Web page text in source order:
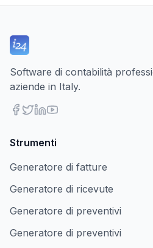
Software di contabilità
aziende in Italy.
Strumenti
Generatore di fatture
Generatore di ricevute
Generatore di preventivi
Generatore di preventivi